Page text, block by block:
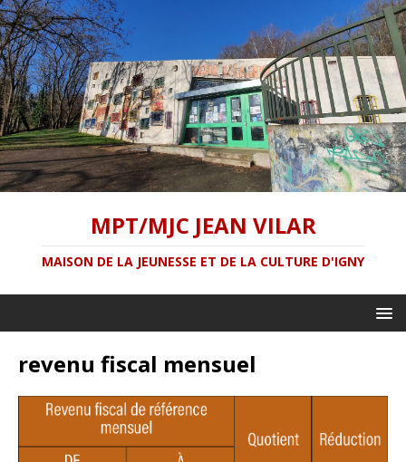
MPT/MJC JEAN VILAR
MAISON DE LA JEUNESSE ET DE LA CULTURE D'IGNY
revenu fiscal mensuel